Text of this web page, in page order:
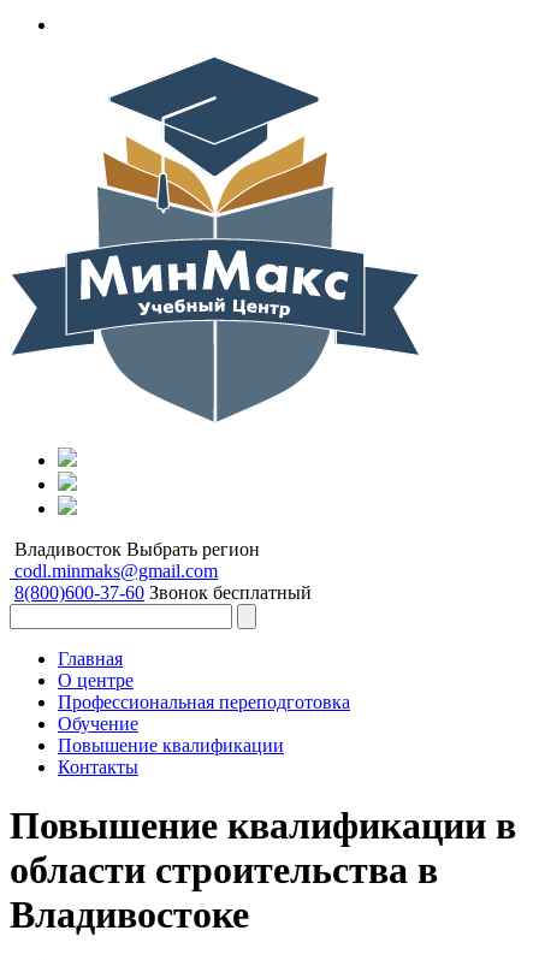
Владивосток Выбрать регион
codl.minmaks@gmail.com
8(800)600-37-60 Звонок бесплатный
Главная
О центре
Профессиональная переподготовка
Обучение
Повышение квалификации
Контакты
Повышение квалификации в
области строительства в
Владивостоке